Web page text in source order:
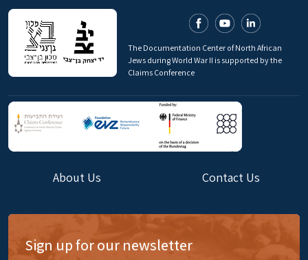
The Documentation Center of North African
Jews during World War II is supported by the
Claims Conference
About Us Contact Us
Sign up for our newsletter